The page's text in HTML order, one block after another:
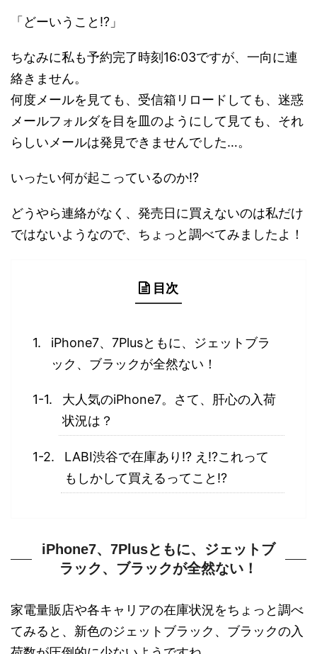
「どーいうこと!?」
ちなみに私も予約完了時刻16:03ですが、一向に連
絡きません。
何度メールを見ても、受信箱リロードしても、迷惑
メールフォルダを目を皿のようにして見ても、それ
らしいメールは発見できませんでした…。
いったい何が起こっているのか!?
どうやら連絡がなく、発売日に買えないのは私だけ
ではないようなので、ちょっと調べてみましたよ！
目次
iPhone7、7Plusともに、ジェットブラ
ック、ブラックが全然ない！
大人気のiPhone7。さて、肝心の入荷
状況は？
LABI渋谷で在庫あり!? え!?これって
もしかして買えるってこと!?
iPhone7、7Plusともに、ジェットブ
ラック、ブラックが全然ない！
家電量販店や各キャリアの在庫状況をちょっと調べ
てみると、新色のジェットブラック、ブラックの入